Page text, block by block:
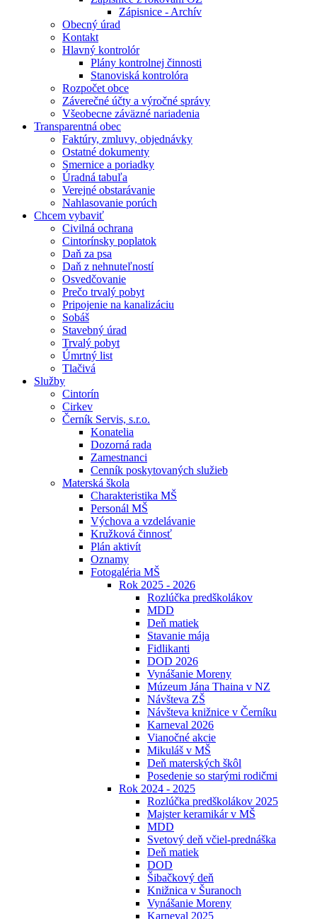
Zápisnice - Archív
Obecný úrad
Kontakt
Hlavný kontrolór
Plány kontrolnej činnosti
Stanoviská kontrolóra
Rozpočet obce
Záverečné účty a výročné správy
Všeobecne záväzné nariadenia
Transparentná obec
Faktúry, zmluvy, objednávky
Ostatné dokumenty
Smernice a poriadky
Úradná tabuľa
Verejné obstarávanie
Nahlasovanie porúch
Chcem vybaviť
Civilná ochrana
Cintorínsky poplatok
Daň za psa
Daň z nehnuteľností
Osvedčovanie
Prečo trvalý pobyt
Pripojenie na kanalizáciu
Sobáš
Stavebný úrad
Trvalý pobyt
Úmrtný list
Tlačivá
Služby
Cintorín
Cirkev
Černík Servis, s.r.o.
Konatelia
Dozorná rada
Zamestnanci
Cenník poskytovaných služieb
Materská škola
Charakteristika MŠ
Personál MŠ
Výchova a vzdelávanie
Kružková činnosť
Plán aktivít
Oznamy
Fotogaléria MŠ
Rok 2025 - 2026
Rozlúčka predškolákov
MDD
Deň matiek
Stavanie mája
Fidlikanti
DOD 2026
Vynášanie Moreny
Múzeum Jána Thaina v NZ
Návšteva ZŠ
Návšteva knižnice v Černíku
Karneval 2026
Vianočné akcie
Mikuláš v MŠ
Deň materských škôl
Posedenie so starými rodičmi
Rok 2024 - 2025
Rozlúčka predškolákov 2025
Majster keramikár v MŠ
MDD
Svetový deň včiel-prednáška
Deň matiek
DOD
Šibačkový deň
Knižnica v Šuranoch
Vynášanie Moreny
Karneval 2025